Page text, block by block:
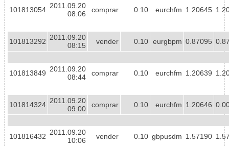
101813054 2011.09.20
08:06
comprar 0.10 eurchfm 1.20645
101813292 2011.09.20
08:15
vender 0.10 eurgbpm 0.87095
101813849 2011.09.20
08:44
comprar 0.10 eurchfm 1.20639
101814324 2011.09.20
09:00
comprar 0.10 eurchfm 1.20646
101816432 2011.09.20
10:06
vender 0.10 gbpusdm 1.57190